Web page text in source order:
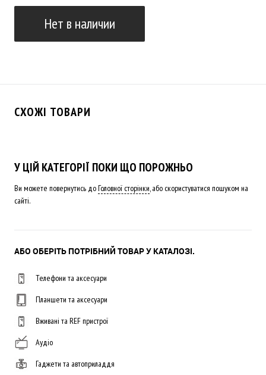
Нет в наличии
СХОЖІ ТОВАРИ
У ЦІЙ КАТЕГОРІЇ ПОКИ ЩО ПОРОЖНЬО
Ви можете повернутись доГоловної сторінки, або скористуватися пошуком на
сайті.
АБО ОБЕРІТЬ ПОТРІБНИЙ ТОВАР У КАТАЛОЗІ.
Телефони та аксесуари
Планшети та аксесуари
Вживані та REF пристрої
Аудіо
Гаджети та автоприладдя